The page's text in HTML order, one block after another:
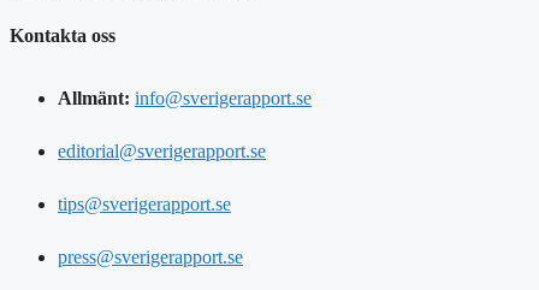
Kontakta oss
Allmänt: info@sverigerapport.se
editorial@sverigerapport.se
tips@sverigerapport.se
press@sverigerapport.se